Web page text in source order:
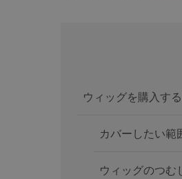
ウィッグを購入す
カバーしたい範
ウィッグのつむ